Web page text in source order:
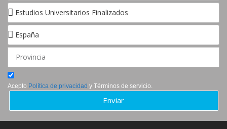
Acepto Política de privacidad y Términos de servicio.
Enviar